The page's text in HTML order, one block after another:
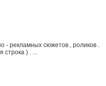
- рекламных сюжетов , роликов .
строка ) . ...